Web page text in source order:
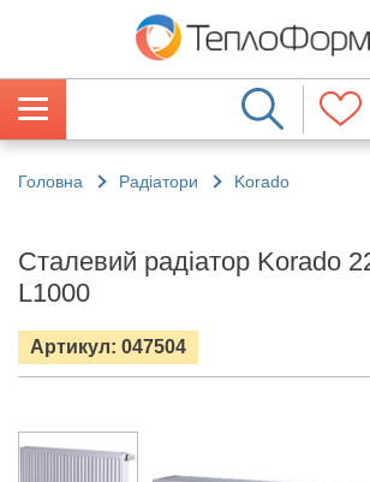
Головна Радіатори Korado
Сталевий радіатор Korado
L1000
Артикул: 047504